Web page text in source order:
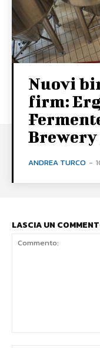
Nuovi
firm:
Brewery
ANDREA TURCO -
LASCIA UN